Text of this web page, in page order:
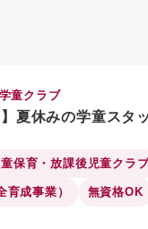
童クラブ
夏休みの学童スタ
保育・放課後児童クラ
成事業） 無資格OK